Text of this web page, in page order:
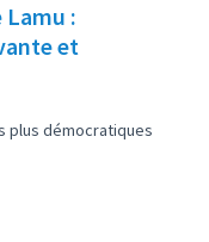
:
et
plus démocratiques